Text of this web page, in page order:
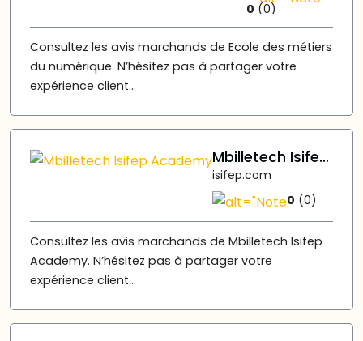
0 (0)
Consultez les avis marchands de Ecole des métiers
du numérique. N’hésitez pas à partager votre
expérience client...
Mbilletech Isifep Academy
isifep.com
0 (0)
Consultez les avis marchands de Mbilletech Isifep
Academy. N’hésitez pas à partager votre
expérience client...